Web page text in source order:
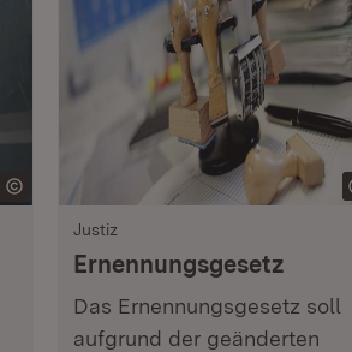
Justiz
Ernennungsgesetz
Das Ernennungsgesetz soll
aufgrund der geänderten